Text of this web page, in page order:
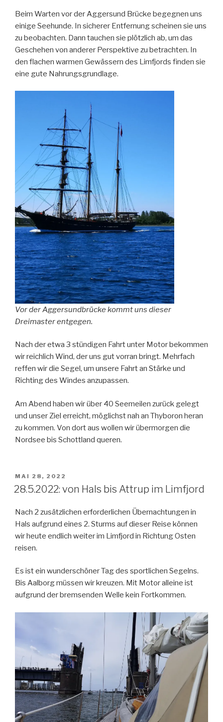
Beim Warten vor der Aggersund Brücke begegnen uns
einige Seehunde. In sicherer Entfernung scheinen sie uns
zu beobachten. Dann tauchen sie plötzlich ab, um das
Geschehen von anderer Perspektive zu betrachten. In
den flachen warmen Gewässern des Limfjords finden sie
eine gute Nahrungsgrundlage.
Vor der Aggersundbrücke kommt uns dieser
Dreimaster entgegen.
Nach der etwa 3 stündigen Fahrt unter Motor bekommen
wir reichlich Wind, der uns gut vorran bringt. Mehrfach
reffen wir die Segel, um unsere Fahrt an Stärke und
Richting des Windes anzupassen.
Am Abend haben wir über 40 Seemeilen zurück gelegt
und unser Ziel erreicht, möglichst nah an Thyboron heran
zu kommen. Von dort aus wollen wir übermorgen die
Nordsee bis Schottland queren.
VERÖFFENTLICHT
AM
MAI 28, 2022
28.5.2022: von Hals bis Attrup im Limfjord
Nach 2 zusätzlichen erforderlichen Übernachtungen in
Hals aufgrund eines 2. Sturms auf dieser Reise können
wir heute endlich weiter im Limfjord in Richtung Osten
reisen.
Es ist ein wunderschöner Tag des sportlichen Segelns.
Bis Aalborg müssen wir kreuzen. Mit Motor alleine ist
aufgrund der bremsenden Welle kein Fortkommen.